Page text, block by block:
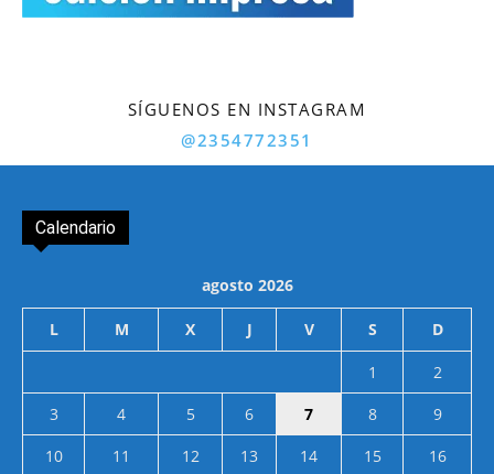
SÍGUENOS EN INSTAGRAM
@2354772351
Calendario
agosto 2026
L M X J V S D
1
2
3
4 5 6 7 8
9
10
11 12 13 14 15
16